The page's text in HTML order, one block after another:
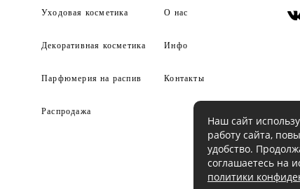
Уходовая косметика
Декоративная косметика
Парфюмерия на распив
Распродажа
О нас
Инфо
Контакты
Наш сайт
работу сайта,
удобство.
соглашаетесь на
политики